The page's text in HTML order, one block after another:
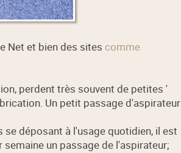
Net et bien des sites comme
perdent très souvent de petites '
Un petit passage d'aspirateur
déposant à l'usage quotidien, il est
un passage de l'aspirateur;